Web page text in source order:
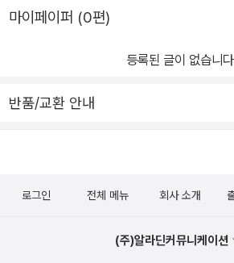
마이페이퍼 (0편)
등록된 글이 없습니다
반품/교환 안내
로그인 전체 메뉴 회사 소개
(주)알라딘커뮤니케이션